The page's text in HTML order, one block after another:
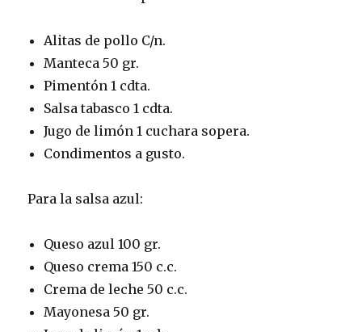
Alitas de pollo C/n.
Manteca 50 gr.
Pimentón 1 cdta.
Salsa tabasco 1 cdta.
Jugo de limón 1 cuchara sopera.
Condimentos a gusto.
Para la salsa azul:
Queso azul 100 gr.
Queso crema 150 c.c.
Crema de leche 50 c.c.
Mayonesa 50 gr.